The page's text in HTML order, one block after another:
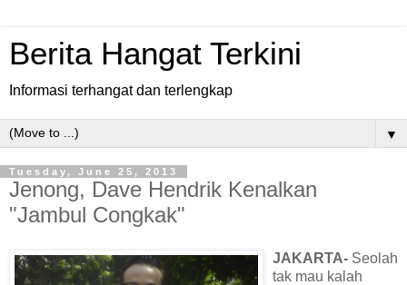
Berita Hangat Terkini
Informasi terhangat dan terlengkap
▼
Tuesday, June 25, 2013
Jenong, Dave Hendrik Kenalkan
"Jambul Congkak"
JAKARTA- Seolah
tak mau kalah